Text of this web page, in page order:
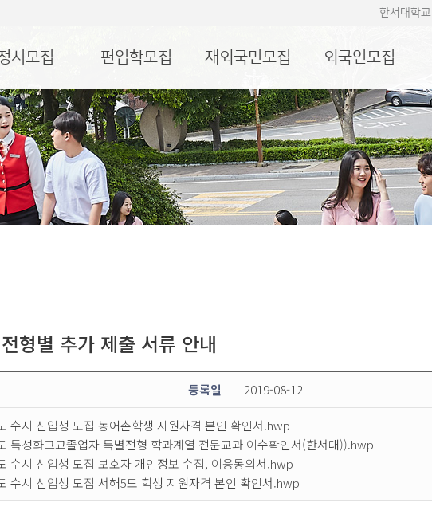
한서대학교
시모집 편입학모집 재외국민모집 외국인모집
형별 추가 제출 서류 안내
등록일 2019-08-12
수시 신입생 모집 농어촌학생 지원자격 본인 확인서.hwp
특성화고교졸업자 특별전형 학과계열 전문교과 이수확인서(한서대)).hwp
수시 신입생 모집 보호자 개인정보 수집, 이용동의서.hwp
수시 신입생 모집 서해5도 학생 지원자격 본인 확인서.hwp